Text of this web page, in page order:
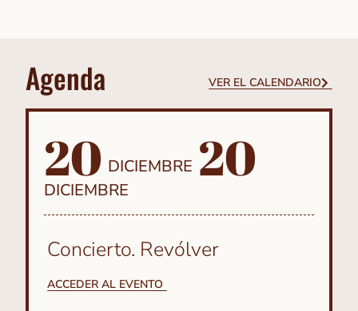
Agenda VER EL CALENDARIO
20 DICIEMBRE 20
DICIEMBRE
Concierto. Revólver
ACCEDER AL EVENTO